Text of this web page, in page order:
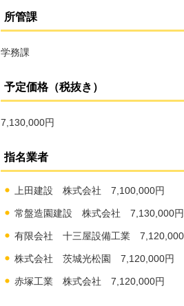
所管課
学務課
予定価格（税抜き）
7,130,000円
指名業者
上田建設 株式会社 7,100,000円
常盤造園建設 株式会社 7,130,000円
有限会社 十三屋設備工業
株式会社 茨城光松園 7,120,000円
赤塚工業 株式会社 7,120,000円